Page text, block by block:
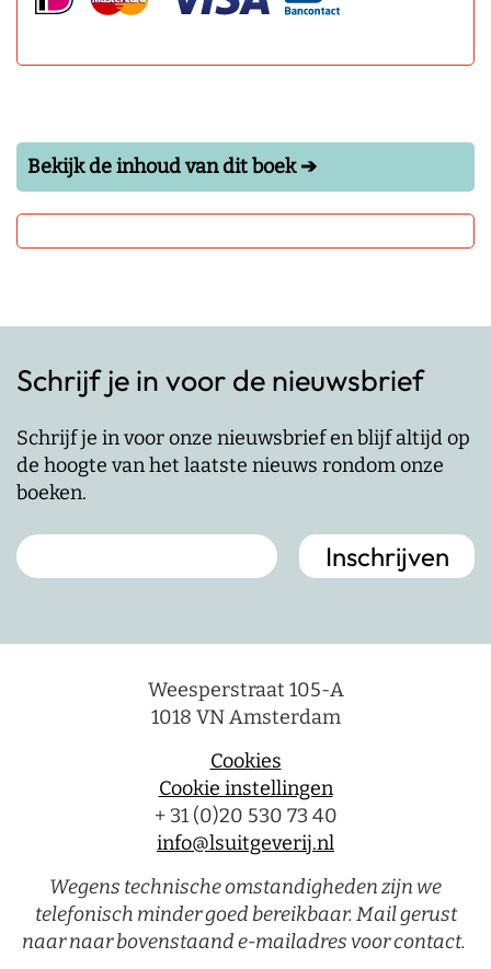
Bekijk de inhoud van dit boek ➔
Schrijf je in voor de nieuwsbrief
Schrijf je in voor onze nieuwsbrief en blijf altijd op
de hoogte van het laatste nieuws rondom onze
boeken.
Weesperstraat 105-A
1018 VN Amsterdam
Cookies
Cookie instellingen
+ 31 (0)20 530 73 40
info@lsuitgeverij.nl
Wegens technische omstandigheden zijn we
telefonisch minder goed bereikbaar. Mail gerust
naar naar bovenstaand e-mailadres voor contact.